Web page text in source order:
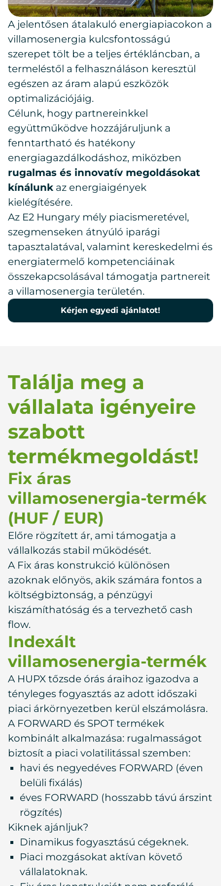
A jelentősen átalakuló energiapiacokon a
villamosenergia kulcsfontosságú
szerepet tölt be a teljes értékláncban, a
termeléstől a felhasználáson keresztül
egészen az áram alapú eszközök
optimalizációjáig.
Célunk, hogy partnereinkkel
együttműködve hozzájáruljunk a
fenntartható és hatékony
energiagazdálkodáshoz, miközben
rugalmas és innovatív megoldásokat
kínálunk az energiaigények
kielégítésére.
Az E2 Hungary mély piacismeretével,
szegmenseken átnyúló iparági
tapasztalatával, valamint kereskedelmi és
energiatermelő kompetenciáinak
összekapcsolásával támogatja partnereit
a villamosenergia területén.
Kérjen egyedi ajánlatot!
Találja meg a
vállalata igényeire
szabott
termékmegoldást!
Fix áras
villamosenergia-termék
(HUF / EUR)
Előre rögzített ár, ami támogatja a
vállalkozás stabil működését.
A Fix áras konstrukció különösen
azoknak előnyös, akik számára fontos a
költségbiztonság, a pénzügyi
kiszámíthatóság és a tervezhető cash
flow.
Indexált
villamosenergia-termék
A HUPX tőzsde órás áraihoz igazodva a
tényleges fogyasztás az adott időszaki
piaci árkörnyezetben kerül elszámolásra.
A FORWARD és SPOT termékek
kombinált alkalmazása: rugalmasságot
biztosít a piaci volatilitással szemben:
havi és negyedéves FORWARD (éven
belüli fixálás)
éves FORWARD (hosszabb távú árszint
rögzítés)
Kiknek ajánljuk?
Dinamikus fogyasztású cégeknek.
Piaci mozgásokat aktívan követő
vállalatoknak.